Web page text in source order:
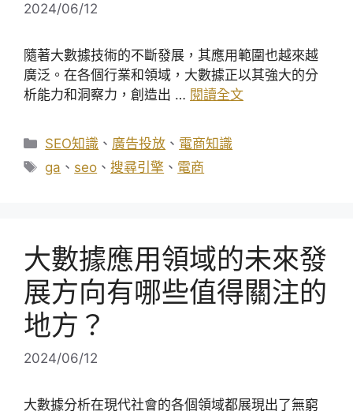
2024/06/12
隨著大數據技術的不斷發展，其應用範圍也越來越
廣泛。在各個行業和領域，大數據正以其強大的分
析能力和洞察力，創造出 … 閱讀全文
分
類
SEO知識 、 廣告投放 、 電商知識
標
ga 、 seo 、搜尋引擎 、 電商
大數據應用領域的未來發
展方向有哪些值得關注的
地方？
2024/06/12
大數據分析在現代社會的各個領域都展現出了無窮